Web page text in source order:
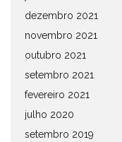
dezembro 2021
novembro 2021
outubro 2021
setembro 2021
fevereiro 2021
julho 2020
setembro 2019